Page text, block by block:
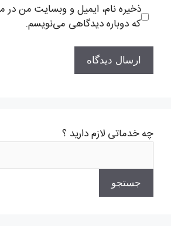
ذخیره نام، ایمیل و وبسایت من در
که دوباره دیدگاهی می‌نویسم.
چه خدماتی لازم دارید ؟
جستجو